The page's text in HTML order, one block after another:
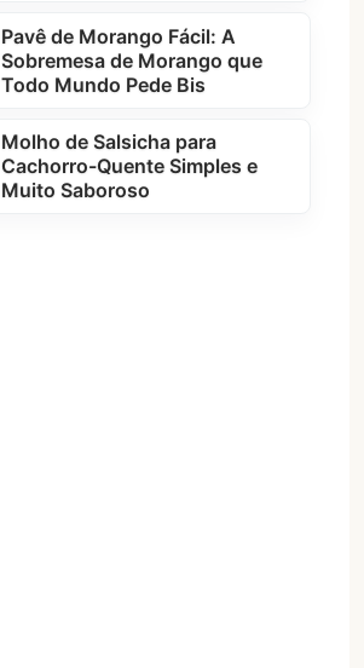
Pavê de Morango Fácil: A
Sobremesa de Morango que
Todo Mundo Pede Bis
Molho de Salsicha para
Cachorro-Quente Simples e
Muito Saboroso